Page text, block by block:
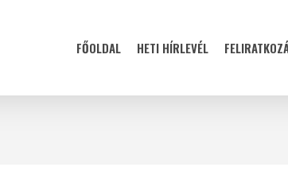
FŐOLDAL HETI HÍRLEVÉL